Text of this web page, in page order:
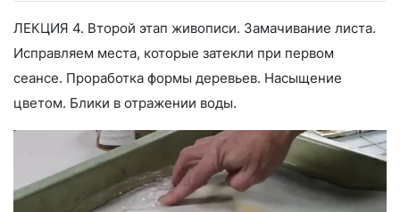
ЛЕКЦИЯ 4. Второй этап живописи. Замачивание листа.
Исправляем места, которые затекли при первом
сеансе. Проработка формы деревьев. Насыщение
цветом. Блики в отражении воды.